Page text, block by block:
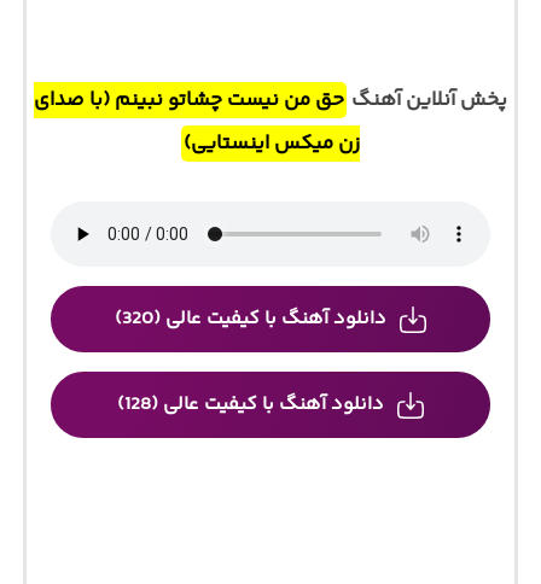
پخش آنلاین آهنگ حق من نیست چشاتو نبینم (با صدای
زن میکس اینستایی)
دانلود آهنگ با کیفیت عالی (320)
دانلود آهنگ با کیفیت عالی (128)